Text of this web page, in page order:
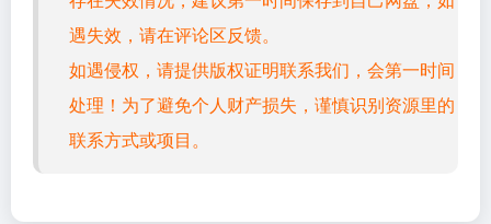
遇失效，请在评论区反馈。
如遇侵权，请提供版权证明联系我们，会第一时间
处理！为了避免个人财产损失，谨慎识别资源里的
联系方式或项目。